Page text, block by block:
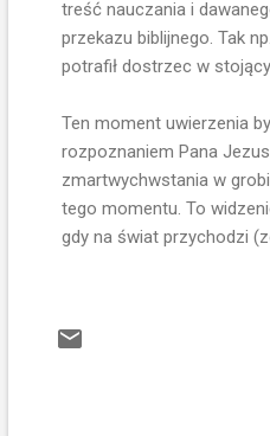
treść nauczania i
przekazu biblijnego. Tak
potrafił dostrzec w
Ten moment uwierzenia
rozpoznaniem Pana
zmartwychwstania w
tego momentu. To
gdy na świat przychodzi